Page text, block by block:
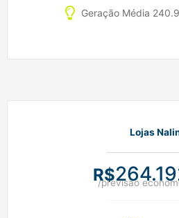
Geração Média
Lojas
R$
/previsão